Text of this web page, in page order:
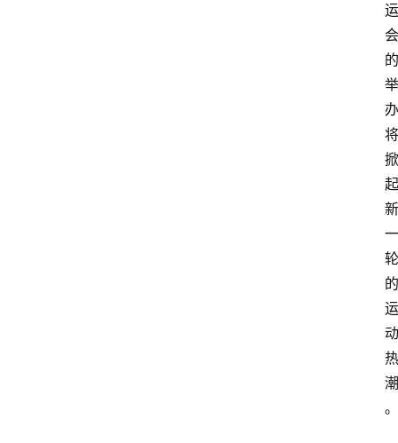
运
会
的
举
办
将
掀
起
新
一
轮
的
运
动
热
潮
。